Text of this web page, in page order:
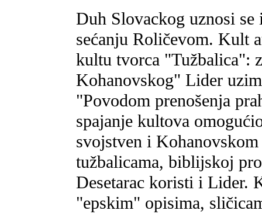
Duh Slovackog uznosi se
sećanju Roličevom. Kult
kultu tvorca "Tužbalica":
Kohanovskog" Lider
"Povodom prenošenja
spajanje kultova
svojstven i
tužbalicama, biblijskoj
Desetarac koristi i Lider.
"epskim" opisima,